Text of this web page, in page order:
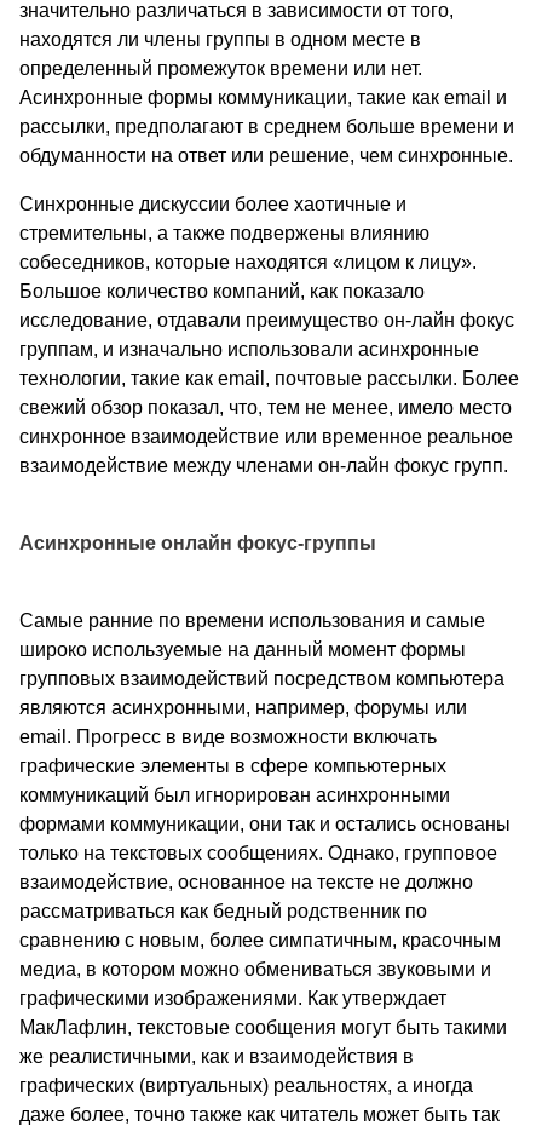
значительно различаться в зависимости от того,
находятся ли члены группы в одном месте в
определенный промежуток времени или нет.
Асинхронные формы коммуникации, такие как email и
рассылки, предполагают в среднем больше времени и
обдуманности на ответ или решение, чем синхронные.
Синхронные дискуссии более хаотичные и
стремительны, а также подвержены влиянию
собеседников, которые находятся «лицом к лицу».
Большое количество компаний, как показало
исследование, отдавали преимущество он-лайн фокус
группам, и изначально использовали асинхронные
технологии, такие как email, почтовые рассылки. Более
свежий обзор показал, что, тем не менее, имело место
синхронное взаимодействие или временное реальное
взаимодействие между членами он-лайн фокус групп.
Асинхронные онлайн фокус-группы
Самые ранние по времени использования и самые
широко используемые на данный момент формы
групповых взаимодействий посредством компьютера
являются асинхронными, например, форумы или
email. Прогресс в виде возможности включать
графические элементы в сфере компьютерных
коммуникаций был игнорирован асинхронными
формами коммуникации, они так и остались основаны
только на текстовых сообщениях. Однако, групповое
взаимодействие, основанное на тексте не должно
рассматриваться как бедный родственник по
сравнению с новым, более симпатичным, красочным
медиа, в котором можно обмениваться звуковыми и
графическими изображениями. Как утверждает
МакЛафлин, текстовые сообщения могут быть такими
же реалистичными, как и взаимодействия в
графических (виртуальных) реальностях, а иногда
даже более, точно также как читатель может быть так